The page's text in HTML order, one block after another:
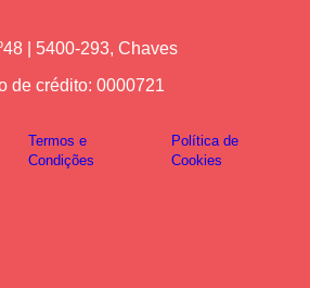
| 5400-293, Chaves
de crédito: 0000721
Termos e
Condições
Política de
Cookies